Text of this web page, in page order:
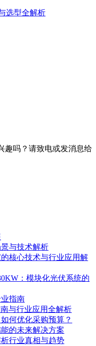
选型全解析
趣吗？请致电或发消息给
与技术解析
核心技术与行业应用解
：模块化光伏系统的
指南
与行业应用全解析
何优化采购预算？
的未来解决方案
行业真相与趋势